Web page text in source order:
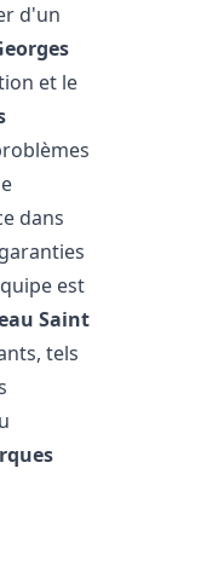
d'un
et le
dans
est
Saint
tels